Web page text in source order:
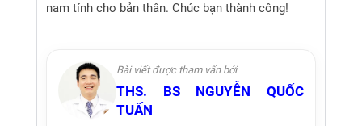
nam tính cho bản thân. Chúc bạn thành công!
Bài viết được tham vấn bởi
THS. BS NGUYỄN QUỐC
TUẤN